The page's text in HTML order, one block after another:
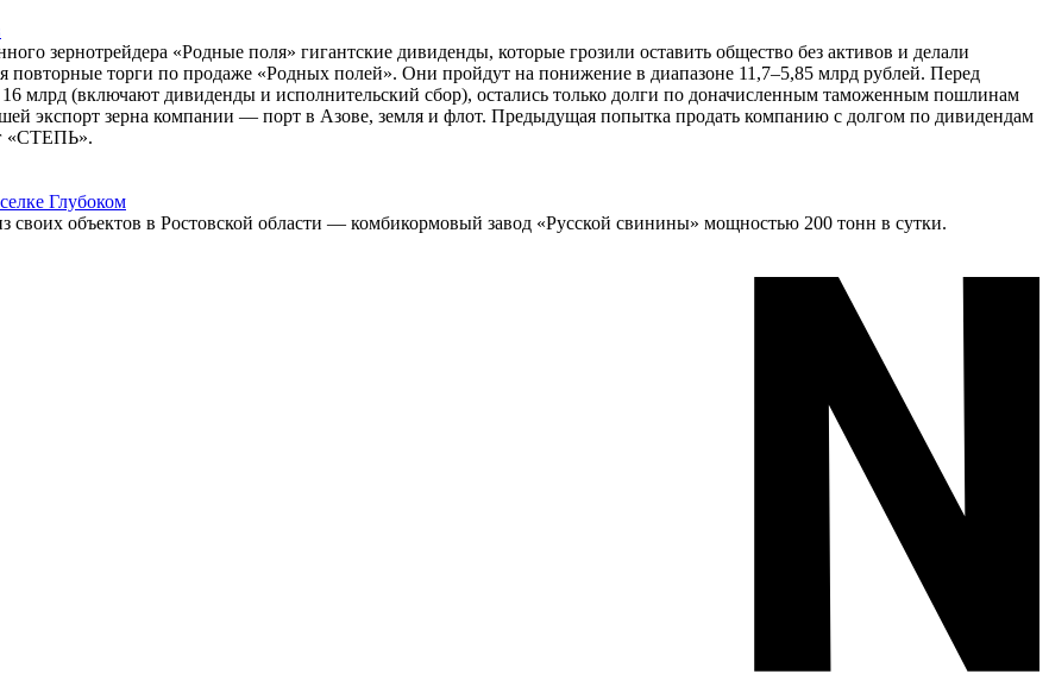
зернотрейдера «Родные поля» гигантские дивиденды, которые грозили оставить общество без активов и делали
повторные торги по продаже «Родных полей». Они пройдут на понижение в диапазоне 11,7–5,85 млрд рублей. Перед
млрд (включают дивиденды и исполнительский сбор), остались только долги по доначисленным таможенным пошлинам
экспорт зерна компании — порт в Азове, земля и флот. Предыдущая попытка продать компанию с долгом по дивидендам
«СТЕПЬ».
Глубоком
объектов в Ростовской области — комбикормовый завод «Русской свинины» мощностью 200 тонн в сутки.